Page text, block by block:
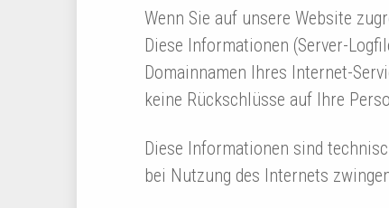
Wenn Sie auf unsere Website
Diese Informationen (Server-
Domainnamen Ihres Internet-
keine Rückschlüsse auf Ihre
Diese Informationen sind
bei Nutzung des Internets